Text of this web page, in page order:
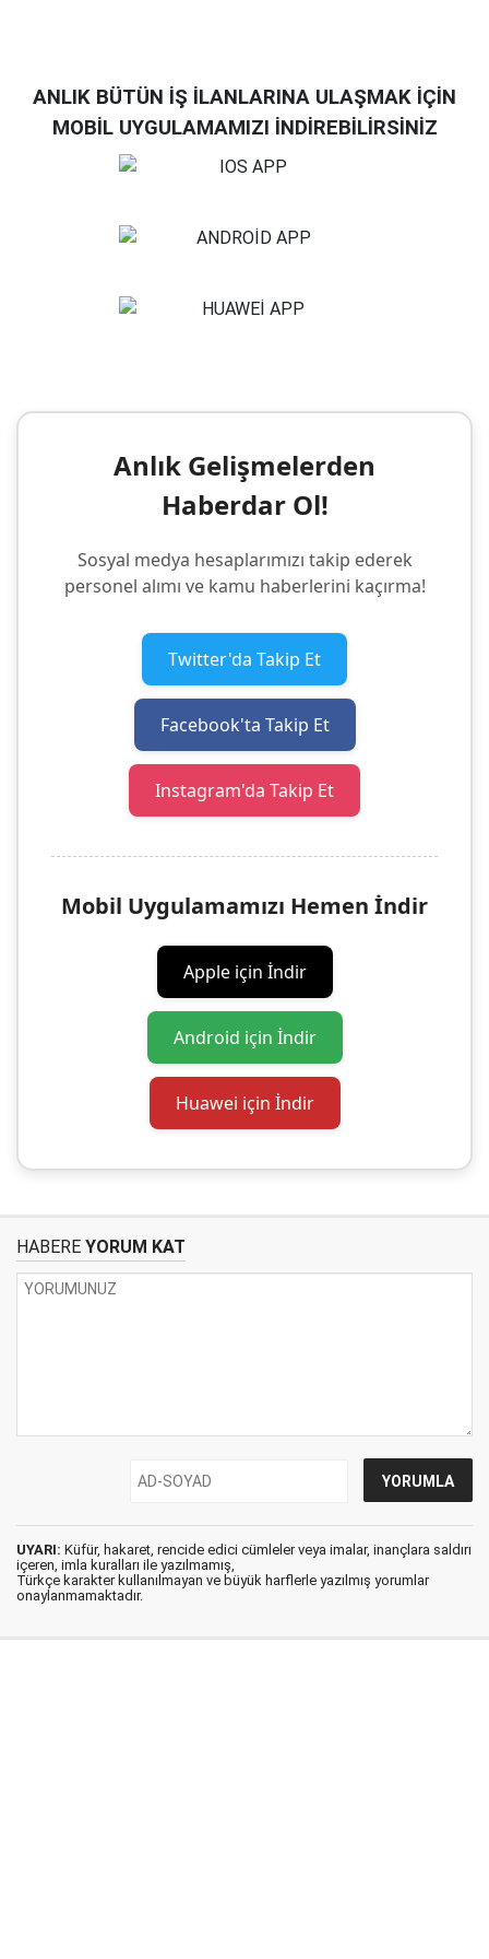
ANLIK BÜTÜN İŞ İLANLARINA ULAŞMAK İÇİN
MOBİL UYGULAMAMIZI İNDİREBİLİRSİNİZ
Anlık Gelişmelerden
Haberdar Ol!
Sosyal medya hesaplarımızı takip ederek
personel alımı ve kamu haberlerini kaçırma!
Twitter'da Takip Et
Facebook'ta Takip Et
Instagram'da Takip Et
Mobil Uygulamamızı Hemen İndir
Apple için İndir
Android için İndir
Huawei için İndir
HABERE YORUM KAT
UYARI: Küfür, hakaret, rencide edici cümleler veya imalar, inançlara saldırı
içeren, imla kuralları ile yazılmamış,
Türkçe karakter kullanılmayan ve büyük harflerle yazılmış yorumlar
onaylanmamaktadır.